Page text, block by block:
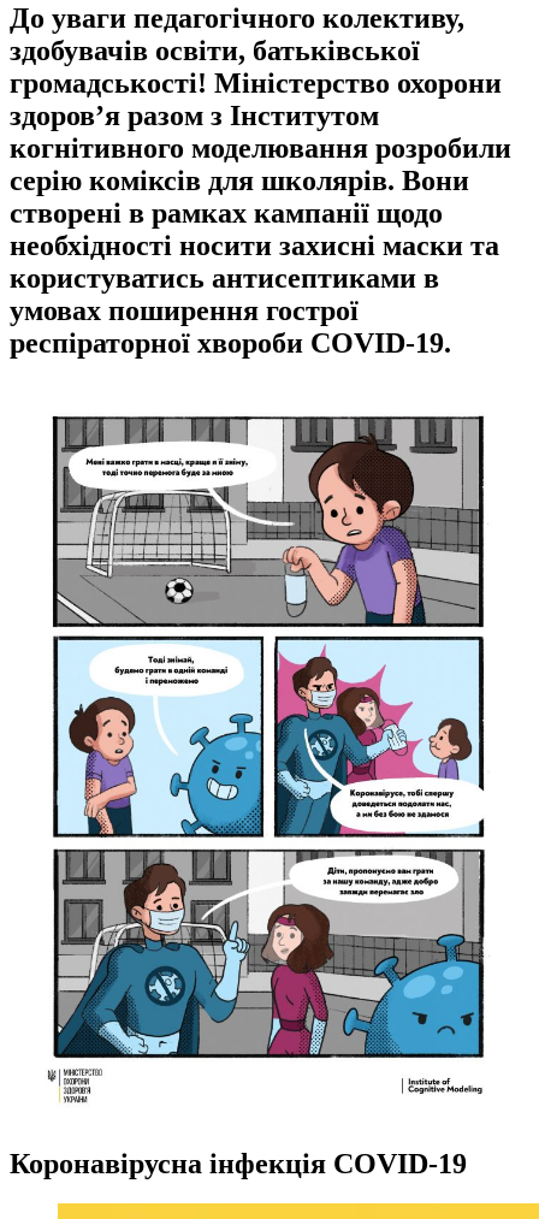
До уваги педагогічного колективу,
здобувачів освіти, батьківської
громадськості! Міністерство охорони
здоров’я разом з Інститутом
когнітивного моделювання розробили
серію коміксів для школярів. Вони
створені в рамках кампанії щодо
необхідності носити захисні маски та
користуватись антисептиками в
умовах поширення гострої
респіраторної хвороби COVID-19.
Коронавірусна інфекція COVID-19